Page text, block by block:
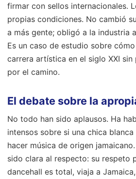
firmar con sellos internacionales.
propias condiciones. No cambió
a más gente; obligó a la industria
Es un caso de estudio sobre
carrera artística en el siglo XXI sin
por el camino.
El debate sobre la
No todo han sido aplausos. Ha
intensos sobre si una chica
hacer música de origen
sido clara al respecto: su respeto
dancehall es total, viaja a